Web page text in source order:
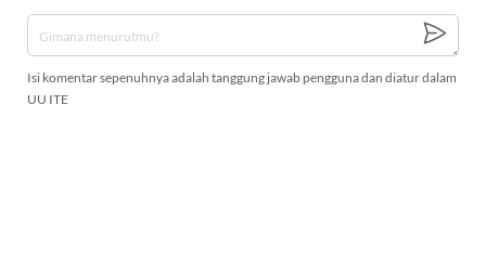
Isi komentar sepenuhnya adalah tanggung jawab pengguna dan diatur dalam
UU ITE